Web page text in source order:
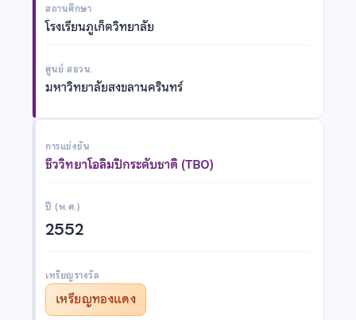
สถานศึกษา
โรงเรียนภูเก็ตวิทยาลัย
ศูนย์ สอวน.
มหาวิทยาลัยสงขลานครินทร์
การแข่งขัน
ชีววิทยาโอลิมปิกระดับชาติ (TBO)
ปี (พ.ศ.)
2552
เหรียญรางวัล
เหรียญทองแดง